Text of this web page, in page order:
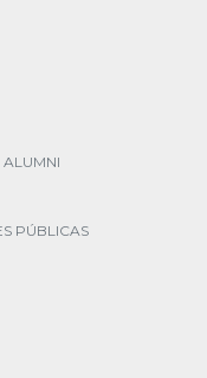
ALUMNI
PÚBLICAS